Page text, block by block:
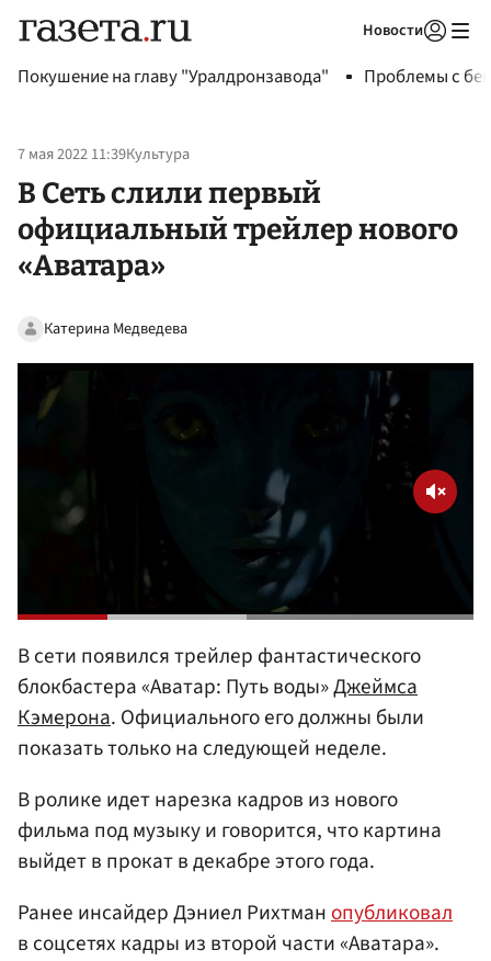
Новости
Покушение на главу "Уралдронзавода" Проблемы с
7 мая 2022 11:39Культура
В Сеть слили первый
официальный трейлер нового
«Аватара»
Катерина Медведева
В сети появился трейлер фантастического
блокбастера «Аватар: Путь воды»Джеймса
Кэмерона. Официального его должны были
показать только на следующей неделе.
В ролике идет нарезка кадров из нового
фильма под музыку и говорится, что картина
выйдет в прокат в декабре этого года.
Ранее инсайдер Дэниел Рихтманопубликовал
в соцсетях кадры из второй части «Аватара».